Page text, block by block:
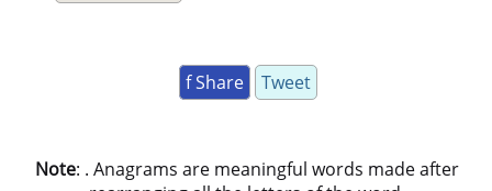
f Share Tweet
Note: . Anagrams are meaningful words made after